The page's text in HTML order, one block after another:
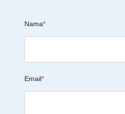
Nama*
Email*